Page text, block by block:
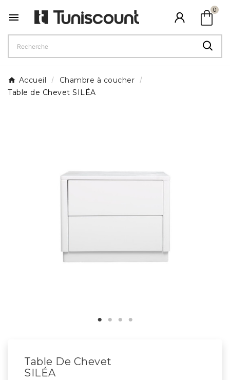
 shopping_bag
0
Accueil
Chambre à coucher
Table de Chevet SILÉA
Table De Chevet
SILÉA